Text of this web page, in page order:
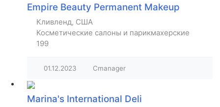
Empire Beauty Permanent Makeup
Кливленд, США
Косметические салоны и парикмахерские
199
01.12.2023 Cmanager
Marina's International Deli